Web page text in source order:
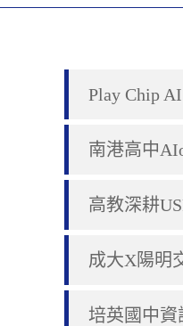
Play Chip
南港高中
高教深耕
成大X陽明
培英國中資